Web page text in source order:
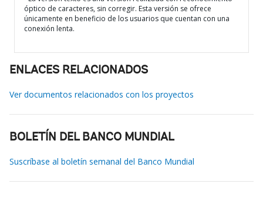
óptico de caracteres, sin corregir. Esta versión se ofrece
únicamente en beneficio de los usuarios que cuentan con una
conexión lenta.
ENLACES RELACIONADOS
Ver documentos relacionados con los proyectos
BOLETÍN DEL BANCO MUNDIAL
Suscríbase al boletín semanal del Banco Mundial